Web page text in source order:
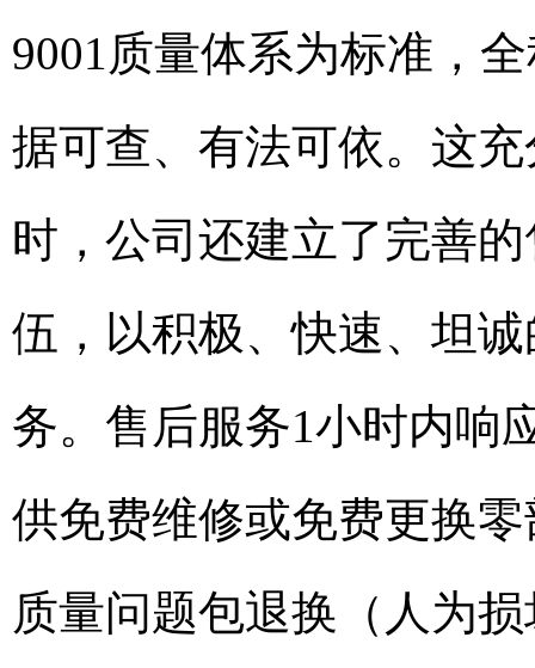
9001质量体系为标准，
据可查、有法可依。这
时，公司还建立了完善
伍，以积极、快速、坦
务。售后服务1小时内响
供免费维修或免费更换
质量问题包退换（人为